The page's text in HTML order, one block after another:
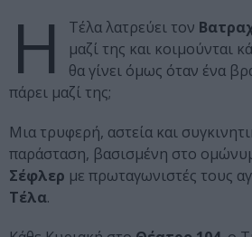
Η Τέλα λατρεύει τον
μαζί της και κοιμούνται
θα γίνει όμως όταν ένα
πάρει μαζί της;
Μια τρυφερή, αστεία και
παράσταση, βασισμένη στο
Σέφλερ με πρωταγωνιστές τους
Τέλα.